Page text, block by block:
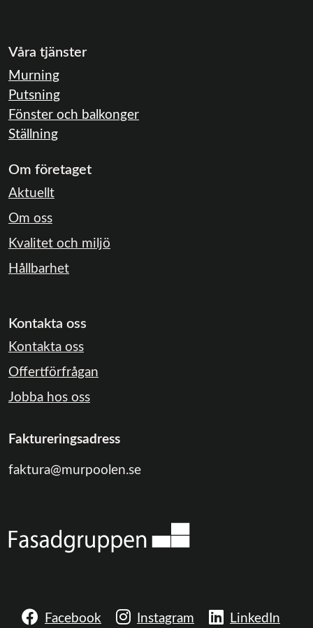
Våra tjänster
Murning
Putsning
Fönster och balkonger
Ställning
Om företaget
Aktuellt
Om oss
Kvalitet och miljö
Hållbarhet
Kontakta oss
Kontakta oss
Offertförfrågan
Jobba hos oss
Faktureringsadress
faktura@murpoolen.se
Facebook Instagram LinkedIn